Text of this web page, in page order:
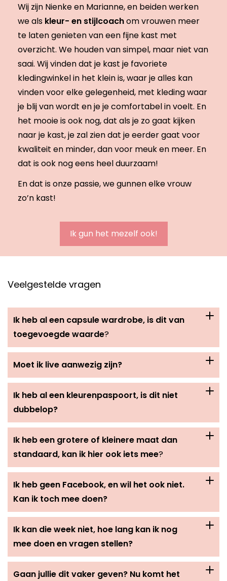
Wij zijn Nienke en Marianne, en beiden werken
we als kleur- en stijlcoachom vrouwen meer
te laten genieten van een fijne kast met
overzicht. We houden van simpel, maar niet van
saai. Wij vinden dat je kast je favoriete
kledingwinkel in het klein is, waar je alles kan
vinden voor elke gelegenheid, met kleding waar
je blij van wordt en je je comfortabel in voelt. En
het mooie is ook nog, dat als je zo gaat kijken
naar je kast, je zal zien dat je eerder gaat voor
kwaliteit en minder, dan voor meuk en meer. En
dat is ook nog eens heel duurzaam!
En dat is onze passie, we gunnen elke vrouw
zo’n kast!
Ik gun het mezelf ook!
Veelgestelde vragen
Ik heb al een capsule wardrobe, is dit van
toegevoegde waarde?
Moet ik live aanwezig zijn?
Ik heb al een kleurenpaspoort, is dit niet
dubbelop?
Ik heb een grotere of kleinere maat dan
standaard, kan ik hier ook iets mee?
Ik heb geen Facebook, en wil het ook niet.
Kan ik toch mee doen?
Ik kan die week niet, hoe lang kan ik nog
mee doen en vragen stellen?
Gaan jullie dit vaker geven? Nu komt het